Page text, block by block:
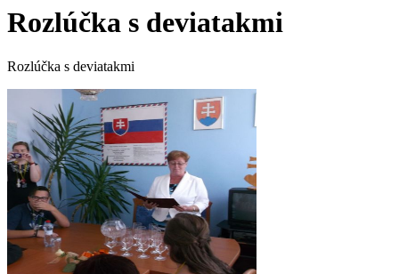
Rozlúčka s deviatakmi
Rozlúčka s deviatakmi